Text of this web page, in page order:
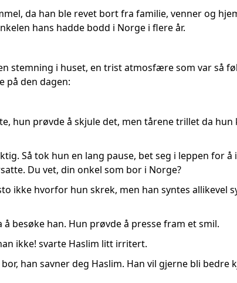
da han ble revet bort fra familie, venner og
hans hadde bodd i Norge i flere år.
stemning i huset, en trist atmosfære som var så
på den dagen:
hun prøvde å skjule det, men tårene trillet da
Så tok hun en lang pause, bet seg i leppen for
Du vet, din onkel som bor i Norge?
ikke hvorfor hun skrek, men han syntes allikevel
besøke han. Hun prøvde å presse fram et smil.
ikke! svarte Haslim litt irritert.
han savner deg Haslim. Han vil gjerne bli